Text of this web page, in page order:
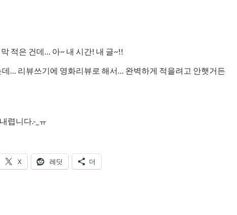
적은 건데… 아~ 내 시간! 내 글~!!
… 리뷰쓰기에 영화리뷰로 해서… 완벽하게 적을려고 안햇거든
렵니다.-_ㅠ
X 레딧 더